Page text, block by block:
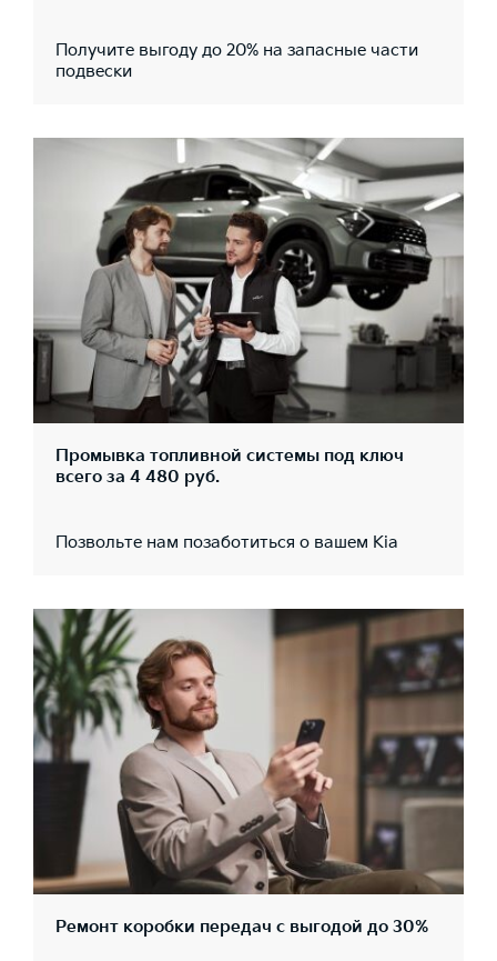
Получите выгоду до 20% на запасные части
подвески
Промывка топливной системы под ключ
всего за 4 480 руб.
Позвольте нам позаботиться о вашем Kia
Ремонт коробки передач с выгодой до 30%